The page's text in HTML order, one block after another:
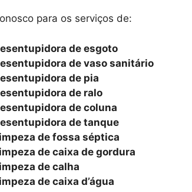
para os serviços de:
de esgoto
de vaso sanitário
de pia
de ralo
de coluna
de tanque
de fossa séptica
de caixa de gordura
de calha
de caixa d’água